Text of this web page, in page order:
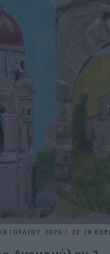
ΙΟΥΛΊΟΥ 2025/ 22:28